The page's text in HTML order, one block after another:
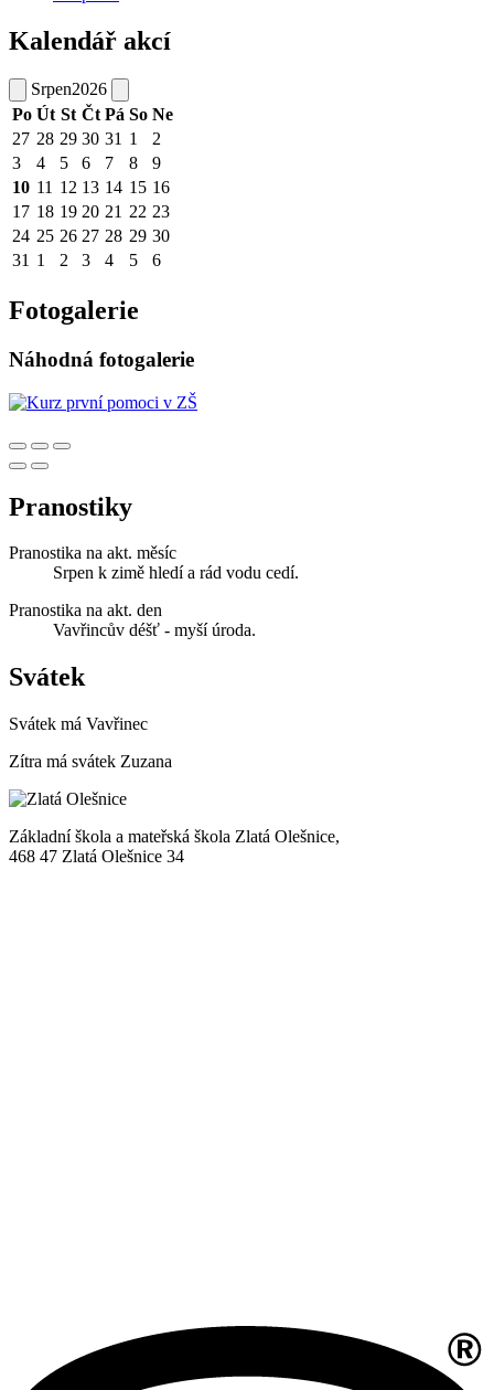
Kalendář akcí
Srpen2026
Po Út St Čt Pá So Ne
27 28 29 30 31 1
2
3
4 5 6 7 8
9
10 11 12 13 14 15 16
17 18 19 20 21 22 23
24 25 26 27 28 29 30
31 1 2 3 4 5 6
Fotogalerie
Náhodná fotogalerie
Pranostiky
Pranostika na akt. měsíc
Srpen k zimě hledí a rád vodu cedí.
Pranostika na akt. den
Vavřincův déšť - myší úroda.
Svátek
Svátek má Vavřinec
Zítra má svátek Zuzana
Základní škola a mateřská škola Zlatá Olešnice,
468 47 Zlatá Olešnice 34